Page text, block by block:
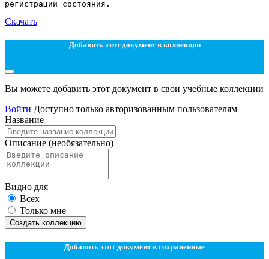
Скачать
Добавить этот документ в коллекции
Вы можете добавить этот документ в свои учебные коллекции
Войти Доступно только авторизованным пользователям
Название
Описание (необязательно)
Видно для
Всех
Только мне
Создать коллекцию
Добавить этот документ в сохраненные